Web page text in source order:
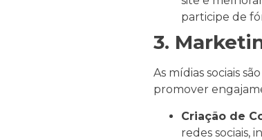
participe de
3.
As mídias sociais
promover
Criação de
redes sociais,